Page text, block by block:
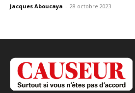
Jacques Aboucaya - 28 octobre 2023